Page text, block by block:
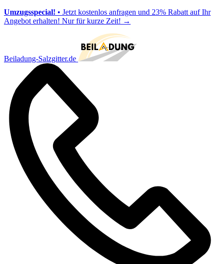
Umzugsspecial! • Jetzt kostenlos anfragen und 23% Rabatt auf Ihr
Angebot erhalten! Nur für kurze Zeit! →
Beiladung-Salzgitter.de